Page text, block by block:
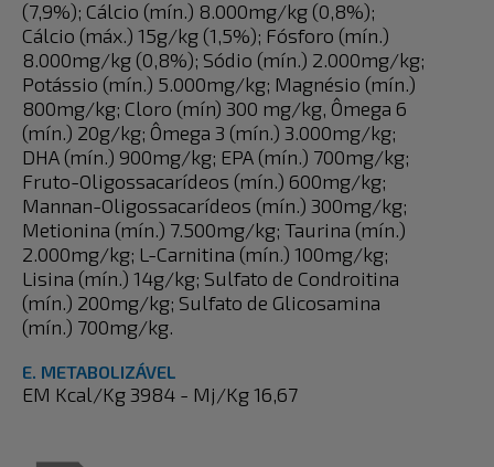
(7,9%); Cálcio (mín.) 8.000mg/kg (0,8%);
Cálcio (máx.) 15g/kg (1,5%); Fósforo (mín.)
8.000mg/kg (0,8%); Sódio (mín.) 2.000mg/kg;
Potássio (mín.) 5.000mg/kg; Magnésio (mín.)
800mg/kg; Cloro (mín) 300 mg/kg, Ômega 6
(mín.) 20g/kg; Ômega 3 (mín.) 3.000mg/kg;
DHA (mín.) 900mg/kg; EPA (mín.) 700mg/kg;
Fruto-Oligossacarídeos (mín.) 600mg/kg;
Mannan-Oligossacarídeos (mín.) 300mg/kg;
Metionina (mín.) 7.500mg/kg; Taurina (mín.)
2.000mg/kg; L-Carnitina (mín.) 100mg/kg;
Lisina (mín.) 14g/kg; Sulfato de Condroitina
(mín.) 200mg/kg; Sulfato de Glicosamina
(mín.) 700mg/kg.
E. METABOLIZÁVEL
EM Kcal/Kg 3984 - Mj/Kg 16,67